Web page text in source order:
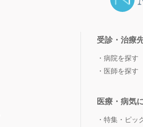
受診・治療
病院を探す
医師を探す
医療・病気
特集・ピッ